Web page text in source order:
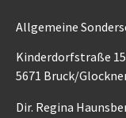
Allgemeine
Kinderdorfstraße 15
5671 Bruck/
Dir. Regina